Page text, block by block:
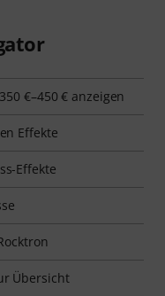
€–450 € anzeigen
Effekte
Effekte
Übersicht